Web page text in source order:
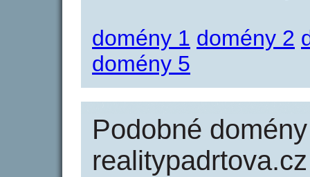
domény 1 domény 2
domény 5
Podobné
realitypadrtova.cz